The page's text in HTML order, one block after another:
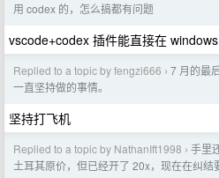
用 codex 的，怎么搞都有问题
vscode+codex 插件能直接在
Replied to a topic by fengzi666 › 7 月的最
一直坚持做的事情。
坚持打飞机
Replied to a topic by NathanIft1998 › 手里
土耳其原价，但已经开了 20x，现在在纠结